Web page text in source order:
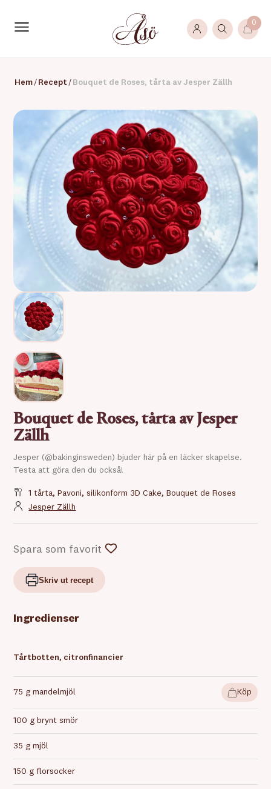
0
Hem / Recept / Bouquet de Roses, tårta av Jesper Zällh
Bouquet de Roses, tårta av Jesper
Zällh
Jesper (@bakinginsweden) bjuder här på en läcker skapelse.
Testa att göra den du också!
1 tårta, Pavoni, silikonform 3D Cake, Bouquet de Roses
Jesper Zällh
Spara som favorit
Skriv ut recept
Ingredienser
Tårtbotten, citronfinancier
75 g mandelmjöl Köp
100 g brynt smör
35 g mjöl
150 g florsocker